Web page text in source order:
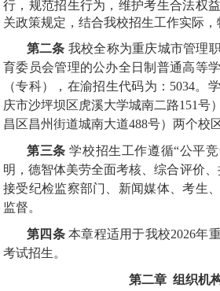
行，规范招生行为，维护考生合法权
关政策规定，结合我校招生工作实际，
第二条 我校全称为重庆城市管理
育委员会管理的公办全日制普通高等
（专科），在渝招生代码为：5034。
庆市沙坪坝区虎溪大学城南二路151号
昌区昌州街道城南大道488号）两个校区
第三条学校招生工作遵循“公平
明，德智体美劳全面考核、综合评价
接受纪检监察部门、新闻媒体、考生
监督。
第四条本章程适用于我校2026年
考试招生。
第二章 组织机